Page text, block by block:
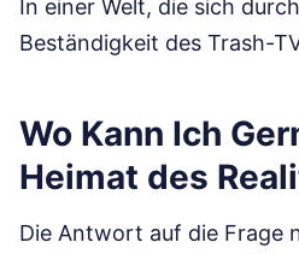
In einer Welt, die sich
Beständigkeit des Trash-
Wo Kann Ich
Heimat des
Die Antwort auf die Frage